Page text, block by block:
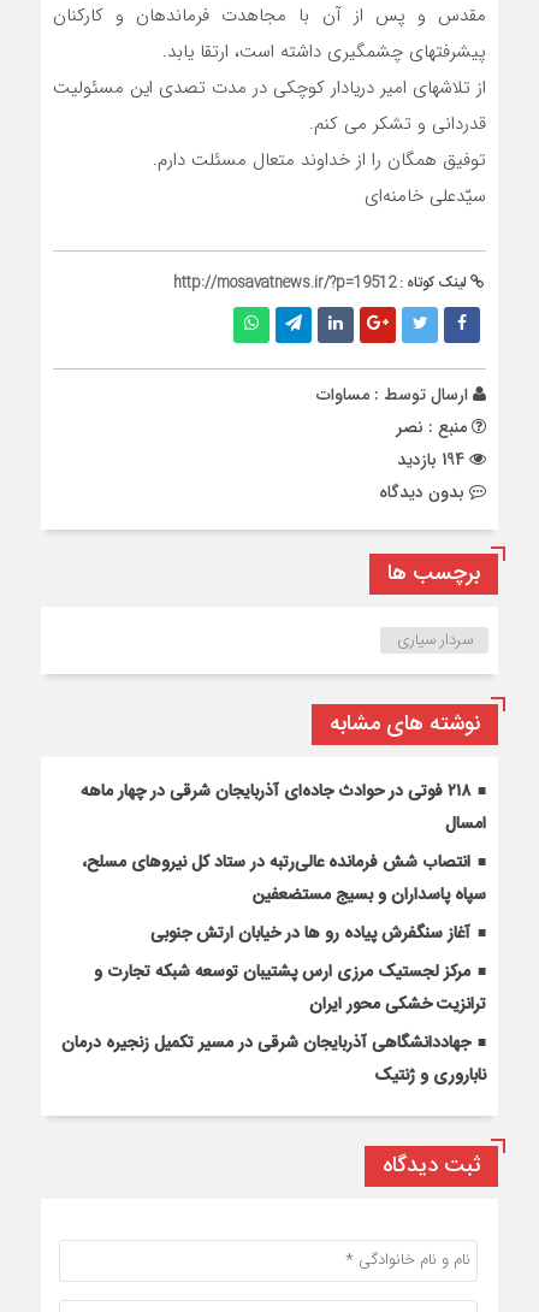
مقدس و پس از آن با مجاهدت فرماندهان و کارکنان
پیشرفتهای چشمگیری داشته است، ارتقا یابد.
از تلاشهای امیر دریادار کوچکی در مدت تصدی این مسئولیت
قدردانی و تشکر می کنم.
توفیق همگان را از خداوند متعال مسئلت دارم.
سیّدعلی خامنه‌ای
لینک کوتاه :http://mosavatnews.ir/?p=19512
ارسال توسط : مساوات
منبع : نصر
بدون دیدگاه
برچسب ها
سردار سیاری
نوشته های مشابه
۲۱۸ فوتی در حوادث جاده‌ای آذربایجان شرقی در چهار ماهه
امسال
انتصاب شش فرمانده عالی‌رتبه در ستاد کل نیروهای مسلح،
سپاه پاسداران و بسیج مستضعفین
آغاز سنگفرش پیاده رو ها در خیابان ارتش جنوبی
مرکز لجستیک مرزی ارس پشتیبان توسعه شبکه تجارت و
ترانزیت خشکی محور ایران
جهاددانشگاهی آذربایجان شرقی در مسیر تکمیل زنجیره درمان
ناباروری و ژنتیک
ثبت دیدگاه